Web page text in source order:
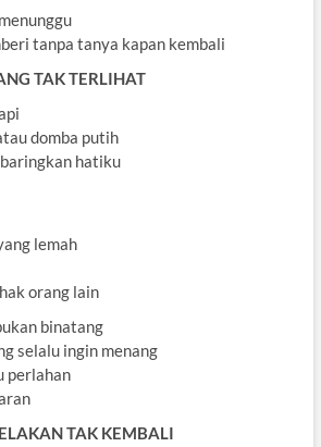
tanpa tanya kapan kembali
TAK TERLIHAT
domba putih
hatiku
lemah
orang lain
binatang
selalu ingin menang
perlahan
TAK KEMBALI